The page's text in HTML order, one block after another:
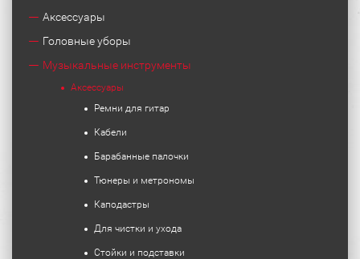
Аксессуары
Головные уборы
Музыкальные инструменты
Аксессуары
Ремни для гитар
Кабели
Барабанные палочки
Тюнеры и метрономы
Каподастры
Для чистки и ухода
Стойки и подставки